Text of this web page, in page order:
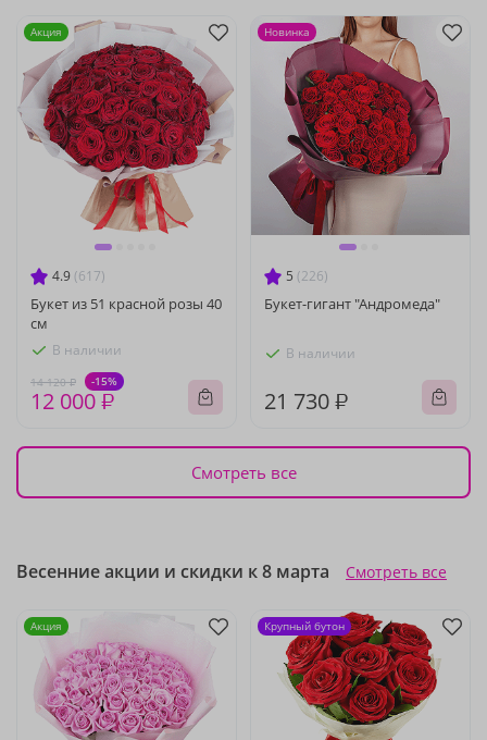
4.9 (617)
Букет из 51 красной розы 40
см
В наличии
14 120 ₽ -15%
12 000 ₽
Акция
5 (226)
Букет-гигант "Андромеда"
В наличии
21 730 ₽
Новинка
Смотреть все
Весенние акции и скидки к 8 марта Смотреть все
Акция Крупный бутон